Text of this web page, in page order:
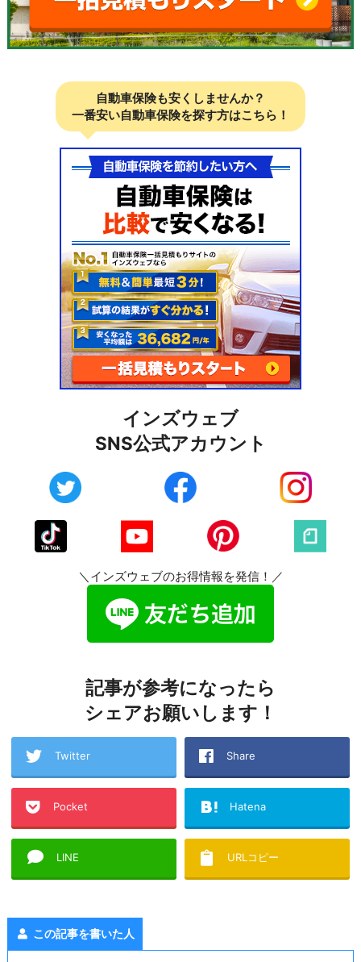
自動車保険も安くしませんか？
一番安い自動車保険を探す方はこちら！
インズウェブ
SNS公式アカウント
＼インズウェブのお得情報を発信！／
記事が参考になったら
シェアお願いします！
Twitter Share
Pocket Hatena
LINE URLコピー
この記事を書いた人